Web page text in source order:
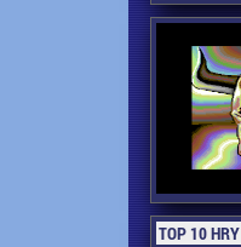
TOP 10 HRY